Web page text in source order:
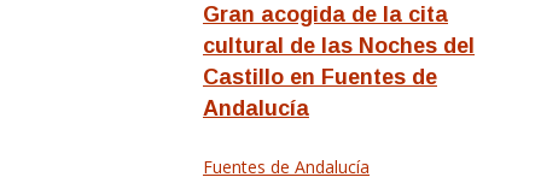
Gran acogida de la cita
cultural de las Noches del
Castillo en Fuentes de
Andalucía
Fuentes de Andalucía